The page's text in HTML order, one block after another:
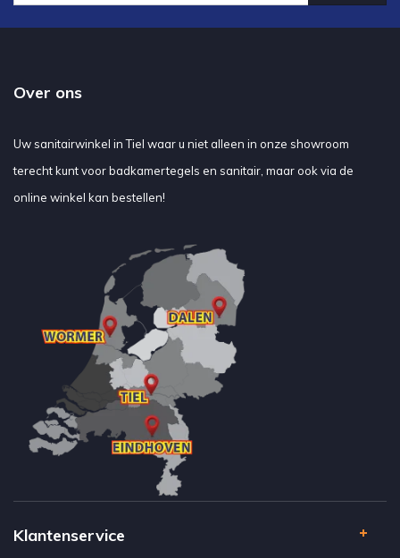
Over ons
Uw sanitairwinkel in Tiel waar u niet alleen in onze showroom
terecht kunt voor badkamertegels en sanitair, maar ook via de
online winkel kan bestellen!
Klantenservice